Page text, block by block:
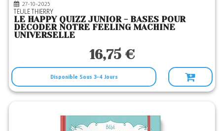
27-10-2025
TEULE THIERRY
LE HAPPY QUIZZ JUNIOR - BASES POUR
DECODER NOTRE FEELING MACHINE
UNIVERSELLE
16,75 €
Disponible Sous 3-4 Jours